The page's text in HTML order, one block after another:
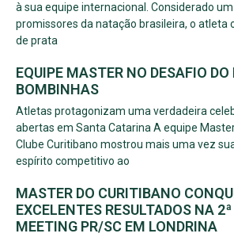
à sua equipe internacional. Considerado
promissores da natação brasileira, o atleta
de prata
EQUIPE MASTER NO DESAFIO
BOMBINHAS
Atletas protagonizam uma verdadeira
abertas em Santa Catarina A equipe
Clube Curitibano mostrou mais uma vez
espírito competitivo ao
MASTER DO CURITIBANO
EXCELENTES RESULTADOS NA
MEETING PR/SC EM LONDRINA